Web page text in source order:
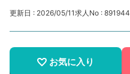
更新日 : 2026/05/11求人No : 891944
お気に入り